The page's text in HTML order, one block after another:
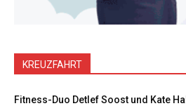
KREUZFAHRT
Fitness-Duo Detlef Soost und Kate Hall